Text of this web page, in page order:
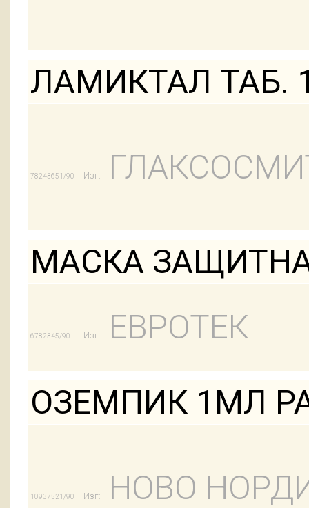
ЛАМИКТАЛ ТАБ.
78243651/90 Изг:
МАСКА
6782345/90 Изг:
ЕВРОТЕК
ОЗЕМПИК 1МЛ
10937521/90 Изг: НОВО